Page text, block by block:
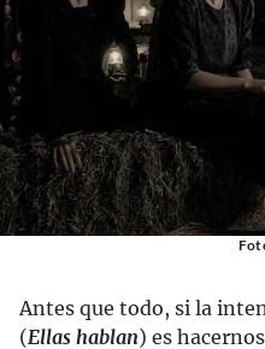
Antes que todo, si la
(Ellas hablan) es